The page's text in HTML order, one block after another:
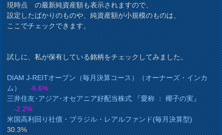
現時点 の最新純資産額も表示されますので、
設定したばかりのものや、純資産額が小規模のものは、
ここでチェックできます。
試しに、私が保有している銘柄をチェックしてみました。
DIAM J-REITオープン（毎月決算コース）（オーナーズ・インカ
ム）-6.6%
三井住友･アジア･オセアニア好配当株式 『愛称 ： 椰子の実』
-2.2%
米国高利回り社債・ブラジル・レアルファンド(毎月決算型)
30.3%